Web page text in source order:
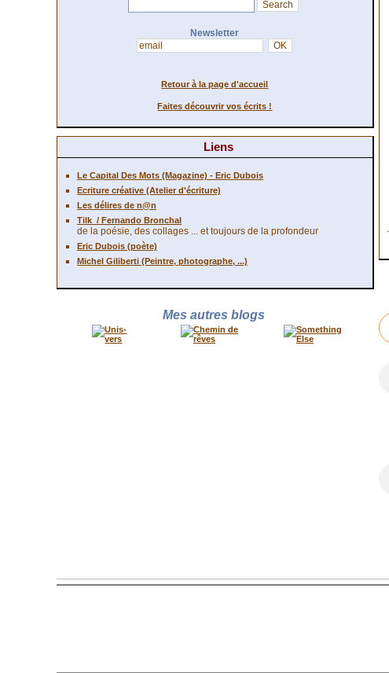
Newsletter
Retour à la page d'accueil
Faites découvrir vos écrits !
Liens
Le Capital Des Mots (Magazine) - Eric Dubois
Ecriture créative (Atelier d'écriture)
Les délires de n@n
Tilk / Fernando Bronchal
de la poésie, des collages ... et toujours de la profondeur
Eric Dubois (poète)
Michel Giliberti (Peintre, photographe, ...)
Mes autres blogs